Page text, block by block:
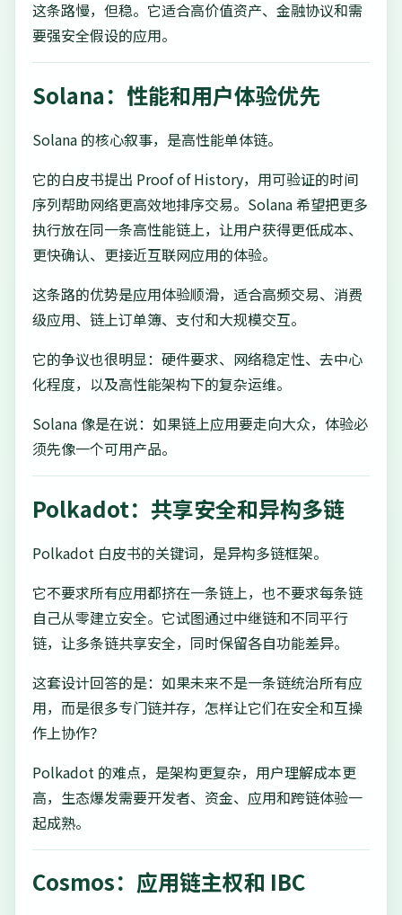
这条路慢，但稳。它适合高价值资产、金融协议和需
要强安全假设的应用。
Solana：性能和用户体验优先
Solana 的核心叙事，是高性能单体链。
它的白皮书提出 Proof of History，用可验证的时间
序列帮助网络更高效地排序交易。Solana 希望把更多
执行放在同一条高性能链上，让用户获得更低成本、
更快确认、更接近互联网应用的体验。
这条路的优势是应用体验顺滑，适合高频交易、消费
级应用、链上订单簿、支付和大规模交互。
它的争议也很明显：硬件要求、网络稳定性、去中心
化程度，以及高性能架构下的复杂运维。
Solana 像是在说：如果链上应用要走向大众，体验必
须先像一个可用产品。
Polkadot：共享安全和异构多链
Polkadot 白皮书的关键词，是异构多链框架。
它不要求所有应用都挤在一条链上，也不要求每条链
自己从零建立安全。它试图通过中继链和不同平行
链，让多条链共享安全，同时保留各自功能差异。
这套设计回答的是：如果未来不是一条链统治所有应
用，而是很多专门链并存，怎样让它们在安全和互操
作上协作？
Polkadot 的难点，是架构更复杂，用户理解成本更
高，生态爆发需要开发者、资金、应用和跨链体验一
起成熟。
Cosmos：应用链主权和 IBC